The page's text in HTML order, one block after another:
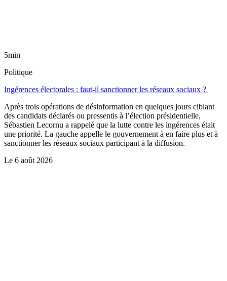
5min
Politique
Ingérences électorales : faut-il sanctionner les réseaux sociaux ?
Après trois opérations de désinformation en quelques jours ciblant
des candidats déclarés ou pressentis à l’élection présidentielle,
Sébastien Lecornu a rappelé que la lutte contre les ingérences était
une priorité. La gauche appelle le gouvernement à en faire plus et à
sanctionner les réseaux sociaux participant à la diffusion.
Le 6 août 2026